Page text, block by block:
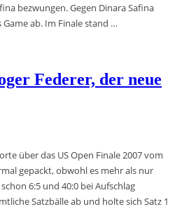
bezwungen. Gegen Dinara Safina
ab. Im Finale stand …
Federer, der neue
über das US Open Finale 2007 vom
gepackt, obwohl es mehr als nur
6:5 und 40:0 bei Aufschlag
Satzbälle ab und holte sich Satz 1